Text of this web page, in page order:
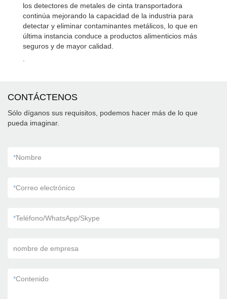
los detectores de metales de cinta transportadora
continúa mejorando la capacidad de la industria para
detectar y eliminar contaminantes metálicos, lo que en
última instancia conduce a productos alimenticios más
seguros y de mayor calidad.
CONTÁCTENOS
Sólo díganos sus requisitos, podemos hacer más de lo que
pueda imaginar.
*Nombre
*Correo electrónico
*Teléfono/WhatsApp/Skype
nombre de empresa
*Contenido